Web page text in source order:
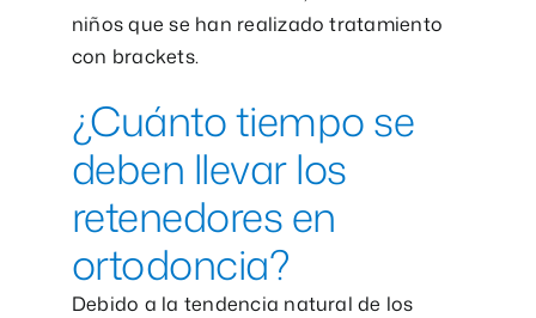
niños que se han realizado tratamiento
con brackets.
¿Cuánto tiempo se
deben llevar los
retenedores en
ortodoncia?
Debido a la tendencia natural de los